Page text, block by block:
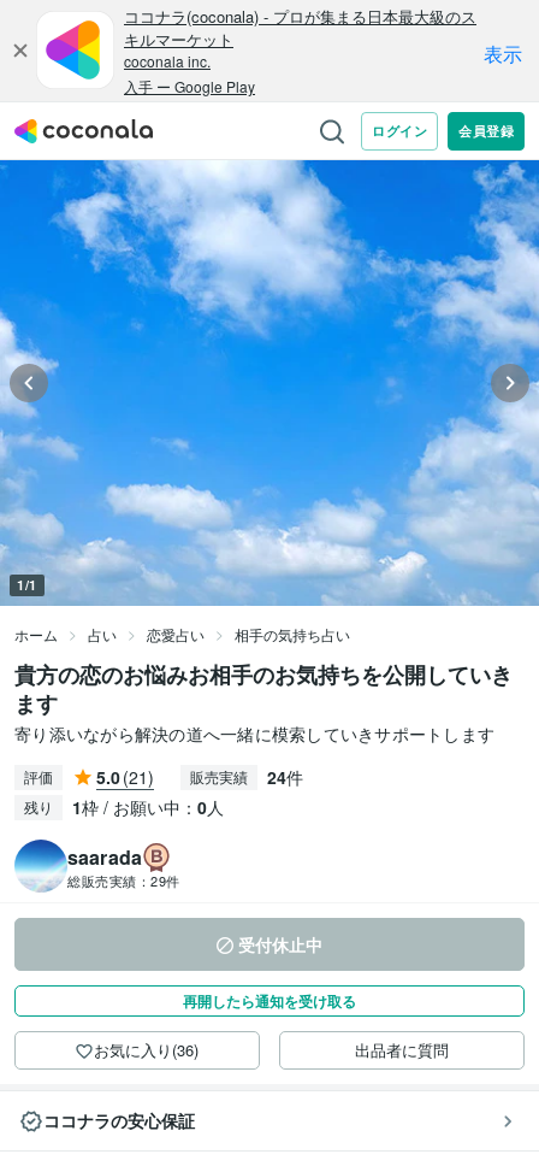
1/1
ホーム 占い 恋愛占い 相手の気持ち占い
貴方の恋のお悩みお相手のお気持ちを公開していき
ます
寄り添いながら解決の道へ一緒に模索していきサポートします
評価 5.0(21) 販売実績 24件
残り 1枠 / お願い中： 0人
saarada
総販売実績： 29件
受付休止中
再開したら通知を受け取る
お気に入り(36) 出品者に質問
ココナラの安心保証